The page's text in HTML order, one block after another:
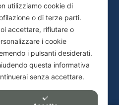
utilizziamo cookie di
o di terze parti.
accettare, rifiutare o
i cookie
i pulsanti desiderati.
questa informativa
senza accettare.